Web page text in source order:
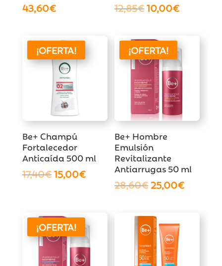
43,60€ 12,85€El
era:
12,85€.
10,00€El
es:
10,00€.
¡OFERTA!
Be+ Champú
Fortalecedor
Anticaída 500 ml
17,40€El
17,40€.
15,00€El
15,00€.
¡OFERTA!
Be+ Hombre
Emulsión
Revitalizante
Antiarrugas 50 ml
28,60€El
era:
28,60€.
25,00€El
¡OFERTA!